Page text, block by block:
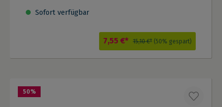
Sofort verfügbar
7,55 €* 15,10 €* (50% gespart)
50%